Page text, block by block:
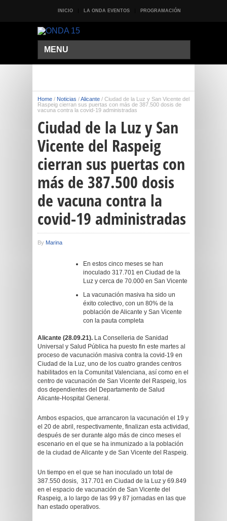
INICIO LA ONDA EVENTOS PROGRAMACIÓN
MENU
Home / Noticias /Alicante / Ciudad de la Luz y San Vicente del
Raspeig cierran sus puertas con más de 387.500 dosis de
vacuna contra la covid-19 administradas
Ciudad de la Luz y San
Vicente del Raspeig
cierran sus puertas con
más de 387.500 dosis
de vacuna contra la
covid-19 administradas
By Marina
En estos cinco meses se han
inoculado 317.701 en Ciudad de la
Luz y cerca de 70.000 en San Vicente
La vacunación masiva ha sido un
éxito colectivo, con un 80% de la
población de Alicante y San Vicente
con la pauta completa
Alicante (28.09.21). La Conselleria de Sanidad
Universal y Salud Pública ha puesto fin este martes al
proceso de vacunación masiva contra la covid-19 en
Ciudad de la Luz, uno de los cuatro grandes centros
habilitados en la Comunitat Valenciana, así como en el
centro de vacunación de San Vicente del Raspeig, los
dos dependientes del Departamento de Salud
Alicante-Hospital General.
Ambos espacios, que arrancaron la vacunación el 19 y
el 20 de abril, respectivamente, finalizan esta actividad,
después de ser durante algo más de cinco meses el
escenario en el que se ha inmunizado a la población
de la ciudad de Alicante y de San Vicente del Raspeig.
Un tiempo en el que se han inoculado un total de
387.550 dosis, 317.701 en Ciudad de la Luz y 69.849
en el espacio de vacunación de San Vicente del
Raspeig, a lo largo de las 99 y 87 jornadas en las que
han estado operativos.